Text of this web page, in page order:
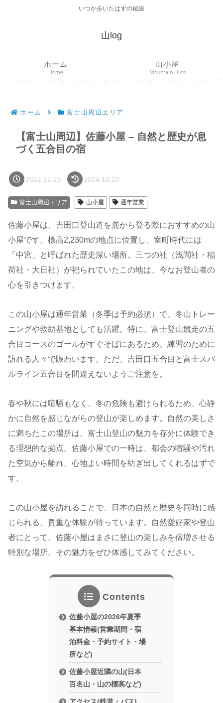
いつか歩いたはずの稜線
山log
ホーム
Home
山小屋
Mountain Huts
ホーム 富士山周辺エリア
【富士山周辺】佐藤小屋 – 自然と歴史が息
づく五合目の宿
2022.11.29 2024.10.28
富士山周辺エリア 山小屋 通年営業
佐藤小屋は、吉田口登山道を麓から登る際におすすめの山
小屋です。標高2,230mの地点に位置し、室町時代には
「中宮」と呼ばれた歴史深い場所。三つの社（浅間社・稲
荷社・大日社）が祀られていたこの地は、今なお登山者の
心を引きつけます。
この山小屋は通年営業（冬季は予約必須）で、冬山トレー
ニングや救助基地としても活躍。特に、富士登山競走の五
合目コースのゴールがすぐそばにあるため、練習のために
訪れる人々で賑わいます。ただ、吉田口五合目と富士スバ
ルライン五合目を間違えないようご注意を。
春や秋には喧騒もなく、冬の危険も避けられるため、心静
かに自然を感じながらの登山が楽しめます。自然の美しさ
に満ちたこの場所は、富士山登山の魅力を存分に体験でき
る理想的な拠点。佐藤小屋での一時は、都会の喧騒や汚れ
た空気から離れ、心地よい時間を紡ぎ出してくれるはずで
す。
この山小屋を訪れることで、日本の自然と歴史を同時に感
じられる、貴重な体験が待っています。自然愛好家や登山
者にとって、佐藤小屋はまさに登山の楽しみを倍増させる
特別な場所。その魅力をぜひ体感してみてください。
Contents
佐藤小屋の2026年夏季
基本情報(営業期間・宿
泊料金・予約サイト・場
所など)
佐藤小屋近隣の山(日本
百名山・山の標高など)
アクセス(鉄道・バス)